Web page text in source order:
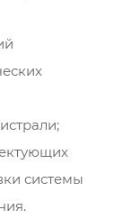
системы